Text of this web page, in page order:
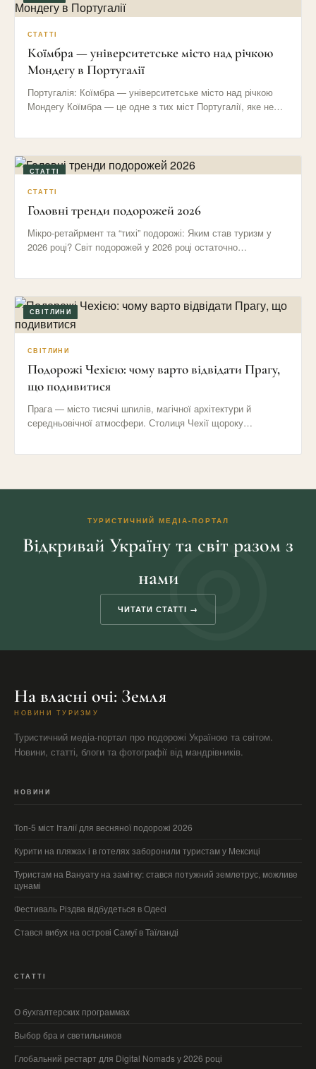
СТАТТІ
Коїмбра — університетське місто над річкою
Мондегу в Португалії
Португалія: Коїмбра — університетське місто над річкою
Мондегу Коїмбра — це одне з тих міст Португалії, яке не…
СТАТТІ
СТАТТІ
Головні тренди подорожей 2026
Мікро-ретайрмент та “тихі” подорожі: Яким став туризм у
2026 році? Світ подорожей у 2026 році остаточно
СВІТЛИНИ
СВІТЛИНИ
Подорожі Чехією: чому варто відвідати Прагу,
що подивитися
Прага — місто тисячі шпилів, магічної архітектури й
середньовічної атмосфери. Столиця Чехії щороку
ТУРИСТИЧНИЙ МЕДІА-ПОРТАЛ
Відкривай Україну та світ разом з
нами
ЧИТАТИ СТАТТІ →
На власні очі: Земля
НОВИНИ ТУРИЗМУ
Туристичний медіа-портал про подорожі Україною та світом.
Новини, статті, блоги та фотографії від мандрівників.
НОВИНИ
Топ-5 міст Італії для весняної подорожі 2026
Курити на пляжах і в готелях заборонили туристам у Мексиці
Туристам на Вануату на замітку: стався потужний землетрус, можливе
цунамі
Фестиваль Різдва відбудеться в Одесі
Стався вибух на острові Самуї в Таїланді
СТАТТІ
О бухгалтерских программах
Выбор бра и светильников
Глобальний рестарт для Digital Nomads у 2026 році